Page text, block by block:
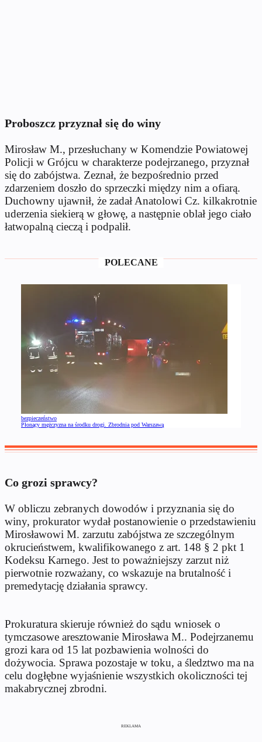
Proboszcz przyznał się do winy
Mirosław M., przesłuchany w Komendzie Powiatowej
Policji w Grójcu w charakterze podejrzanego, przyznał
się do zabójstwa. Zeznał, że bezpośrednio przed
zdarzeniem doszło do sprzeczki między nim a ofiarą.
Duchowny ujawnił, że zadał Anatolowi Cz. kilkakrotnie
uderzenia siekierą w głowę, a następnie oblał jego ciało
łatwopalną cieczą i podpalił.
POLECANE
bezpieczeństwo
Płonący mężczyzna na środku drogi. Zbrodnia pod Warszawą
Co grozi sprawcy?
W obliczu zebranych dowodów i przyznania się do
winy, prokurator wydał postanowienie o przedstawieniu
Mirosławowi M. zarzutu zabójstwa ze szczególnym
okrucieństwem, kwalifikowanego z art. 148 § 2 pkt 1
Kodeksu Karnego. Jest to poważniejszy zarzut niż
pierwotnie rozważany, co wskazuje na brutalność i
premedytację działania sprawcy.
Prokuratura skieruje również do sądu wniosek o
tymczasowe aresztowanie Mirosława M.. Podejrzanemu
grozi kara od 15 lat pozbawienia wolności do
dożywocia. Sprawa pozostaje w toku, a śledztwo ma na
celu dogłębne wyjaśnienie wszystkich okoliczności tej
makabrycznej zbrodni.
REKLAMA